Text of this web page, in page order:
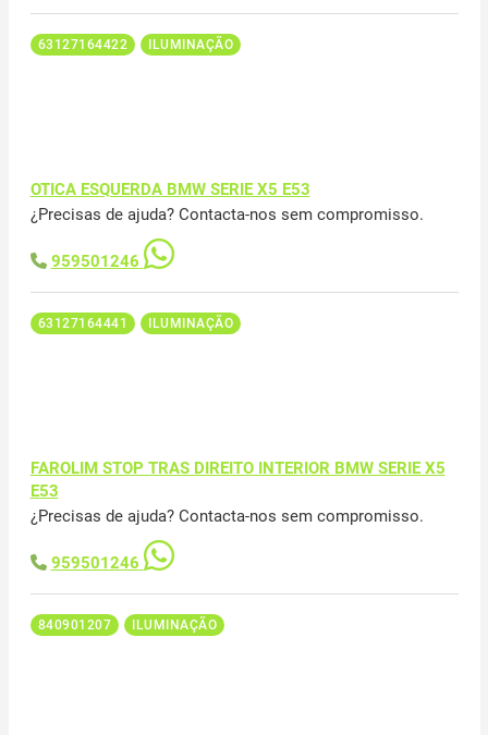
63127164422 ILUMINAÇÃO
OTICA ESQUERDA BMW SERIE X5 E53
¿Precisas de ajuda? Contacta-nos sem compromisso.
959501246
63127164441 ILUMINAÇÃO
FAROLIM STOP TRAS DIREITO INTERIOR BMW SERIE X5
E53
¿Precisas de ajuda? Contacta-nos sem compromisso.
959501246
840901207 ILUMINAÇÃO